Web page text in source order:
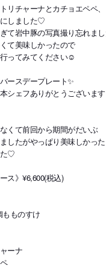
リチャーナとカチョエペペ、
しました♡
て岩中豚の写真撮り忘れま
て美味しかったので
ってみてください☺️
ースデープレート✨️
シェフありがとうございます
くて前回から期間がだいぶ
したがやっぱり美味しかった
た♡
ス》¥6,600(税込)
ものすけ
ーナ